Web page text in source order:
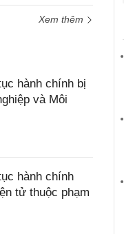
Xem thêm
hành chính bị
và Môi
hành chính
tử thuộc phạm